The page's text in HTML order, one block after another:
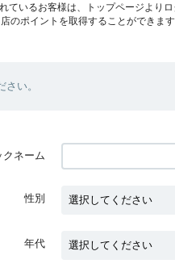
ているお客様は、トップページよりロ
のポイントを取得することができます
い。
クネーム
性別
年代